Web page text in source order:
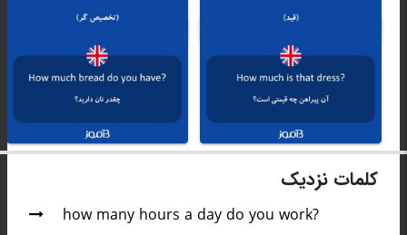
کلمات نزدیک
how many hours a day do you work?